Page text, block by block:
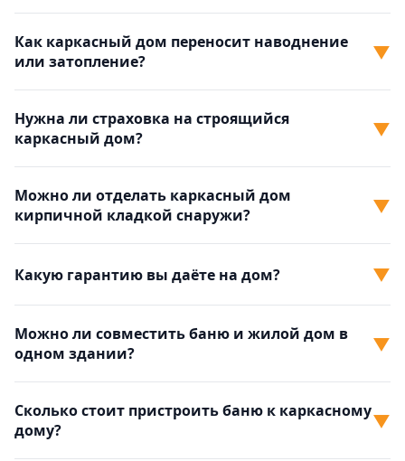
Как каркасный дом переносит наводнение
или затопление?
▼
Нужна ли страховка на строящийся
каркасный дом?
▼
Можно ли отделать каркасный дом
кирпичной кладкой снаружи?
▼
Какую гарантию вы даёте на дом? ▼
Можно ли совместить баню и жилой дом в
одном здании?
▼
Сколько стоит пристроить баню к каркасному
дому?
▼